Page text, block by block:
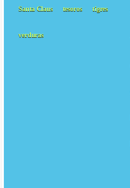
Santa Claus tesoros tigres
verduras